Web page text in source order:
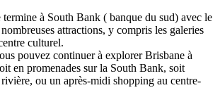
à South Bank ( banque du sud) avec le
attractions, y compris les galeries
culturel.
pouvez continuer à explorer Brisbane à
en promenades sur la South Bank, soit
ou un après-midi shopping au centre-